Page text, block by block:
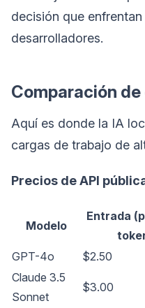
decisión que
desarrolladores.
Comparación
Aquí es donde la IA
cargas de trabajo de
Precios de API
Modelo
Entrada
GPT-4o
$2.50
Claude 3.5
Sonnet
$3.00